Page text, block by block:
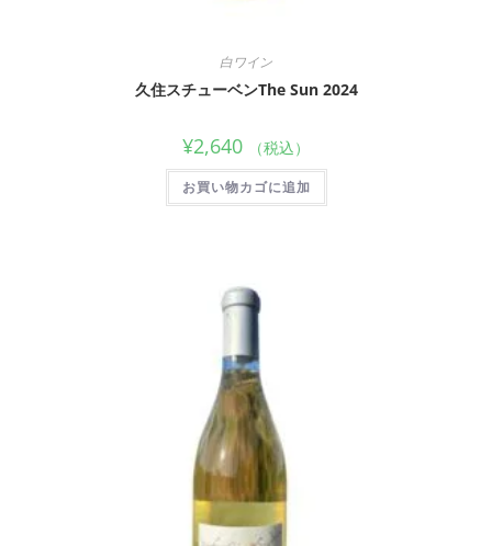
白ワイン
久住スチューベンThe Sun 2024
¥2,640 （税込）
お買い物カゴに追加